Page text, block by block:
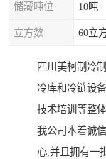
储藏吨位 10吨
立方数 60立
四川美柯制冷
冷库和冷链设
技术培训等整
我公司本着诚
心,并且拥有一